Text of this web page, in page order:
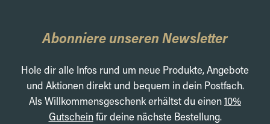
Abonniere unseren Newsletter
Hole dir alle Infos rund um neue Produkte, Angebote
und Aktionen direkt und bequem in dein Postfach.
Als Willkommensgeschenk erhältst du einen10%
Gutscheinfür deine nächste Bestellung.